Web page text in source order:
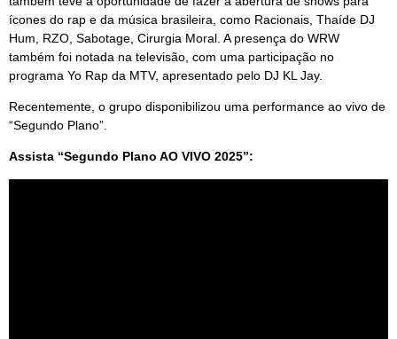
ícones do rap e da música brasileira, como Racionais, Thaíde DJ
Hum, RZO, Sabotage, Cirurgia Moral. A presença do WRW
também foi notada na televisão, com uma participação no
programa Yo Rap da MTV, apresentado pelo DJ KL Jay.
Recentemente, o grupo disponibilizou uma performance ao vivo de
“Segundo Plano”.
Assista “Segundo Plano AO VIVO 2025”: